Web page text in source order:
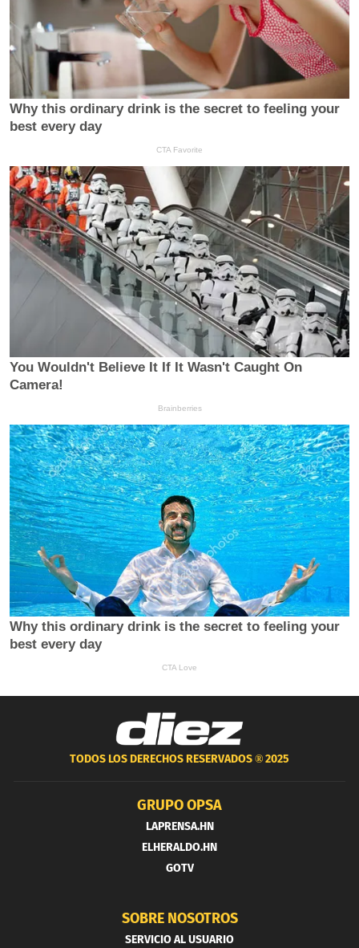
TODOS LOS DERECHOS RESERVADOS ®2025
GRUPO OPSA
LAPRENSA.HN
ELHERALDO.HN
GOTV
SOBRE NOSOTROS
SERVICIO AL USUARIO